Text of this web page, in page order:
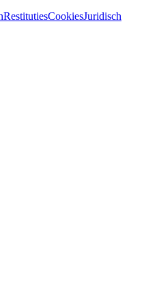
RestitutiesCookiesJuridisch